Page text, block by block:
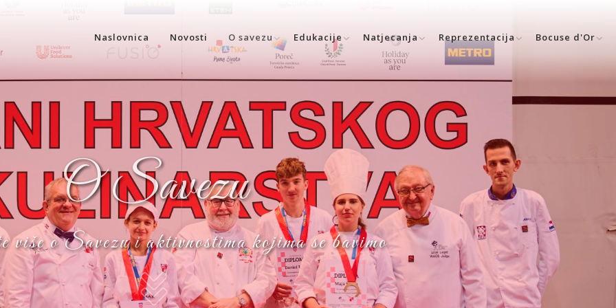
Naslovnica Novosti O savezu Edukacije Natjecanja Reprezentacija Bocuse d'Or
O Savezu
o Savezu i aktivnostima kojima se bavimo